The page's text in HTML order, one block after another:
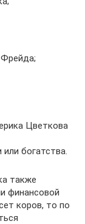
Цветкова
богатства.
также
финансовой
коров, то по